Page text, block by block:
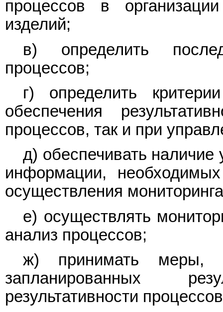
процессов в
изделий;
в) определить
процессов;
г) определить
обеспечения
процессов, так и при
д) обеспечивать наличие
информации,
осуществления
е) осуществлять
анализ процессов;
ж) принимать меры,
запланированных
результативности